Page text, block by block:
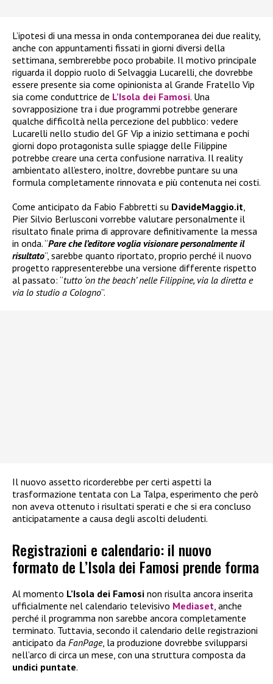
L’ipotesi di una messa in onda contemporanea dei due reality,
anche con appuntamenti fissati in giorni diversi della
settimana, sembrerebbe poco probabile. Il motivo principale
riguarda il doppio ruolo di Selvaggia Lucarelli, che dovrebbe
essere presente sia come opinionista al Grande Fratello Vip
sia come conduttrice de L’Isola dei Famosi. Una
sovrapposizione tra i due programmi potrebbe generare
qualche difficoltà nella percezione del pubblico: vedere
Lucarelli nello studio del GF Vip a inizio settimana e pochi
giorni dopo protagonista sulle spiagge delle Filippine
potrebbe creare una certa confusione narrativa. Il reality
ambientato all’estero, inoltre, dovrebbe puntare su una
formula completamente rinnovata e più contenuta nei costi.
Come anticipato da Fabio Fabbretti su DavideMaggio.it,
Pier Silvio Berlusconi vorrebbe valutare personalmente il
risultato finale prima di approvare definitivamente la messa
in onda. “Pare che l’editore voglia visionare personalmente il
risultato”, sarebbe quanto riportato, proprio perché il nuovo
progetto rappresenterebbe una versione differente rispetto
al passato: “tutto ‘on the beach’ nelle Filippine, via la diretta e
via lo studio a Cologno”.
Il nuovo assetto ricorderebbe per certi aspetti la
trasformazione tentata con La Talpa, esperimento che però
non aveva ottenuto i risultati sperati e che si era concluso
anticipatamente a causa degli ascolti deludenti.
Registrazioni e calendario: il nuovo
formato de L’Isola dei Famosi prende forma
Al momento L’Isola dei Famosi non risulta ancora inserita
ufficialmente nel calendario televisivo Mediaset , anche
perché il programma non sarebbe ancora completamente
terminato. Tuttavia, secondo il calendario delle registrazioni
anticipato da FanPage, la produzione dovrebbe svilupparsi
nell’arco di circa un mese, con una struttura composta da
undici puntate.